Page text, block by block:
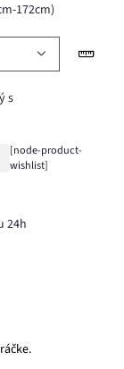
172cm)
s
[node-product-
wishlist]
24h